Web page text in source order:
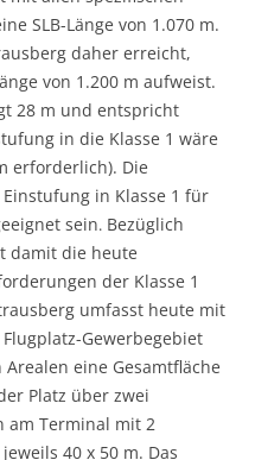
SLB-Länge von 1.070 m.
daher erreicht,
von 1.200 m aufweist.
28 m und entspricht
in die Klasse 1 wäre
erforderlich). Die
in Klasse 1 für
sein. Bezüglich
damit die heute
der Klasse 1
umfasst heute mit
Gewerbegebiet
eine Gesamtfläche
Platz über zwei
am Terminal mit 2
40 x 50 m. Das